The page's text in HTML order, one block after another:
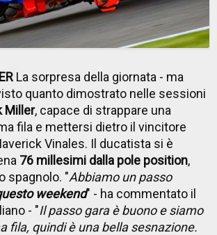
La sorpresa della giornata - ma
quanto dimostrato nelle sessioni
Miller, capace di strappare una
fila e mettersi dietro il vincitore
Vinales. Il ducatista si è
76 millesimi dalla pole position,
spagnolo. "Abbiamo un passo
weekend" - ha commentato il
- "Il passo gara è buono e siamo
fila, quindi è una bella sesnazione.